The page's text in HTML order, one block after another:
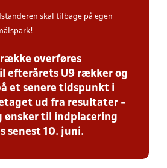
skal tilbage på egen
række overføres
efterårets U9 rækker og
et senere tidspunkt i
ud fra resultater -
ønsker til indplacering
senest 10. juni.